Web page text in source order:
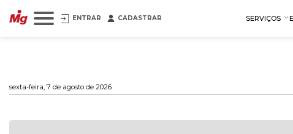
ENTRAR CADASTRAR SERVIÇOS
sexta-feira, 7 de agosto de 2026